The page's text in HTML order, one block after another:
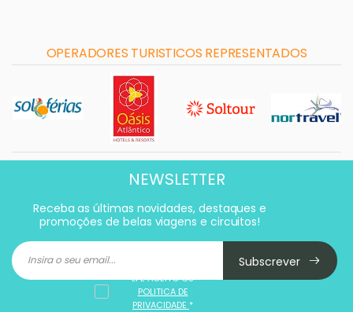
OPERADORES TURISTICOS REPRESENTADOS
NEWSLETTER
Receba as últimas novidades, destaques e
promoções de belas viagens e circuitos!
Subscrever
LI E ACEITO OS
POLITICA DE
PRIVACIDADE *